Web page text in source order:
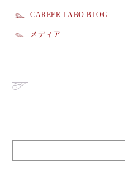
CAREER LABO BLOG
メディア